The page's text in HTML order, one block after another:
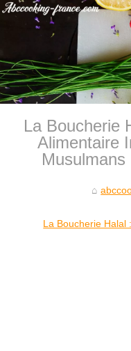
La Boucherie
Alimentaire
La Boucherie Halal